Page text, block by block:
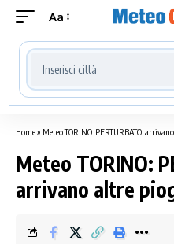
Aa
Cerca località meteo
Home» Meteo TORINO: PERTURBATO,
Meteo TORINO:
arrivano altre